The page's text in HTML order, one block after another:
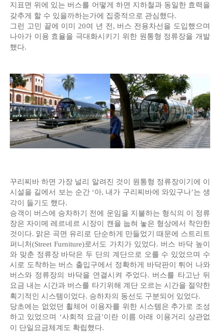
지표면 위에 있는 버스를 어떻게 하면 지하철과 동일한 효력을
갖추게 할 수 있을까하는가에 집중적으로 관심했다.
그런 고민 끝에 이미 20여 년 전, 버스 전용차선을 도입했으며
나아가 이용 효율을 극대화시키기 위한 원통형 정류장을 개발
했다.
꾸리찌바 하면 가장 널리 알려진 것이 원통형 정류장이기에 이
시설을 길에서 보는 순간 ‘아, 내가 구리찌바에 와있구나’는 생
각이 들기도 했다.
승객이 버스에 승차하기 전에 운임을 지불하는 형식의 이 정류
장은 자이메 레르네르 시장이 캔을 눕혀 놓은 형상에서 착안한
것이다. 맑은 곡면 유리로 단순하게 만들었기 때문에 스트리트
퍼니처(Street Furniture)로서도 가치가 있었다. 버스 바닥 높이
와 맞춘 정류장 바닥은 두 단의 계단으로 오를 수 있었으며 수
시로 도착하는 버스 출입구에서 정확하게 바닥판이 튀어 나와
버스와 정류장의 바닥을 연결시켜 주었다. 버스를 타고난 뒤
요금 내는 시간과 버스를 타기위해 계단 오르는 시간을 절약한
획기적인 시스템이었다. 승하차의 동선도 구분되어 있었다.
당초에는 없었던 휠체어 이용자를 위한 시스템은 추가로 조성
하고 있었으며 ‘사회적 요금’이란 이름 아래 이용거리 상관없
이 단일요금체계도 확립했다.